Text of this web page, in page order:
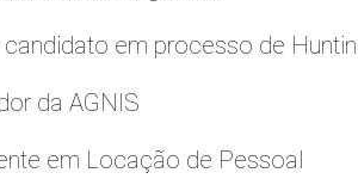
em processo de
da AGNIS
em Locação de Pessoal